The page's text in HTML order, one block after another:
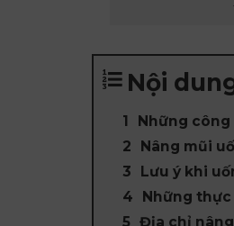
Nội
Những
Nâng mũi
Lưu ý khi
Những
Địa chỉ nâng